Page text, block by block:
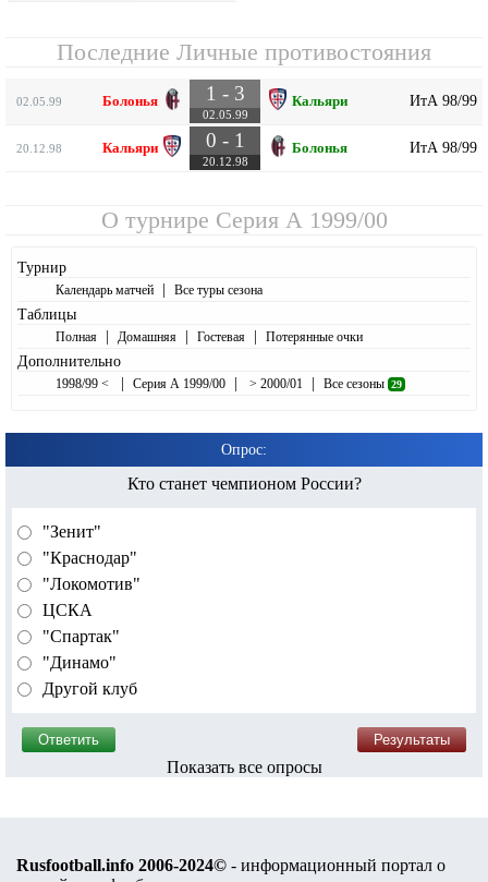
Последние Личные противостояния
02.05.99 Болонья 1 - 3
02.05.99
Кальяри ИтА 98/99
20.12.98 Кальяри 0 - 1
20.12.98
Болонья ИтА 98/99
О турнире Серия А 1999/00
Турнир
Календарь матчей | Все туры сезона
Таблицы
Полная | Домашняя | Гостевая | Потерянные очки
Дополнительно
1998/99 < | Серия А 1999/00 | > 2000/01 | Все сезоны 29
Опрос:
Кто станет чемпионом России?
"Зенит"
"Краснодар"
"Локомотив"
ЦСКА
"Спартак"
"Динамо"
Другой клуб
Показать все опросы
Rusfootball.info 2006-2024© - информационный портал о